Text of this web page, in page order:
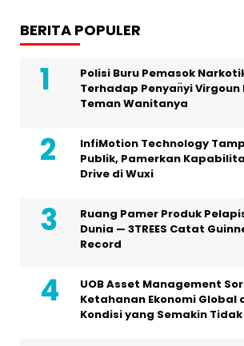
BERITA POPULER
Polisi Buru Pemasok
Terhadap Penyan̈yi Virgoun
Teman Wanitanya
InfiMotion Technology
Publik, Pamerkan
Drive di Wuxi
Ruang Pamer Produk
Dunia — 3TREES Catat
Record
UOB Asset Management
Ketahanan Ekonomi Global
Kondisi yang Semakin